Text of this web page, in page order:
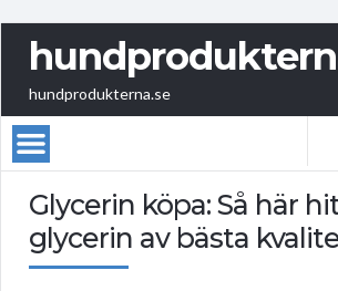
hundprodukterna.se
Glycerin köpa: Så här
glycerin av bästa